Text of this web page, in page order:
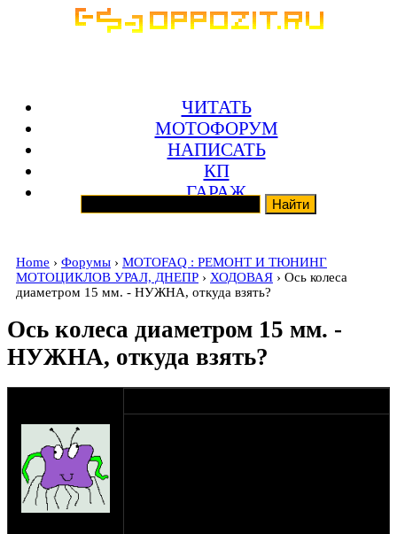
ЧИТАТЬ
МОТОФОРУМ
НАПИСАТЬ
КП
ГАРАЖ
Home › Форумы › MOTOFAQ : РЕМОНТ И ТЮНИНГ
МОТОЦИКЛОВ УРАЛ, ДНЕПР › ХОДОВАЯ › Ось колеса
диаметром 15 мм. - НУЖНА, откуда взять?
Ось колеса диаметром 15 мм. -
НУЖНА, откуда взять?